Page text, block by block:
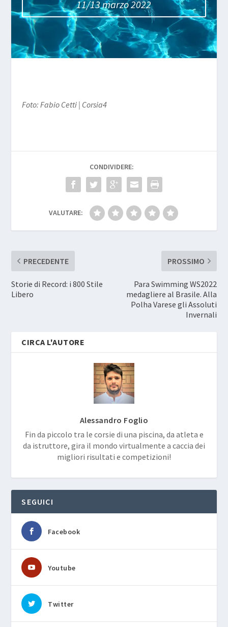
11/13 marzo 2022
Foto: Fabio Cetti | Corsia4
CONDIVIDERE:
VALUTARE:
PRECEDENTE
Storie di Record: i 800 Stile
Libero
PROSSIMO
Para Swimming WS2022
medagliere al Brasile. Alla
Polha Varese gli Assoluti
Invernali
CIRCA L'AUTORE
Alessandro Foglio
Fin da piccolo tra le corsie di una piscina, da atleta e
da istruttore, gira il mondo virtualmente a caccia dei
migliori risultati e competizioni!
SEGUICI
Facebook
Youtube
Twitter